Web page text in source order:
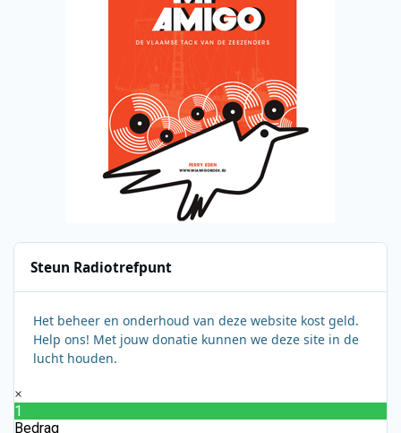
Steun Radiotrefpunt
Het beheer en onderhoud van deze website kost geld.
Help ons! Met jouw donatie kunnen we deze site in de
lucht houden.